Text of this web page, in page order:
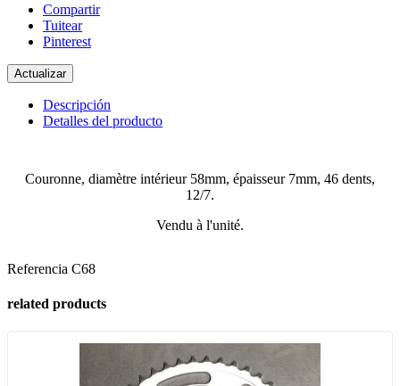
Compartir
Tuitear
Pinterest
Descripción
Detalles del producto
Couronne, diamètre intérieur 58mm, épaisseur 7mm, 46 dents,
12/7.
Vendu à l'unité.
Referencia C68
related products